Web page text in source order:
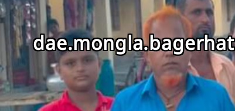
dae.mongla.bagerhat